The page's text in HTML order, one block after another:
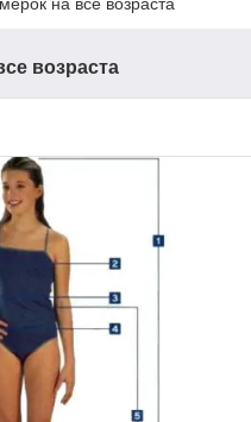
возраста